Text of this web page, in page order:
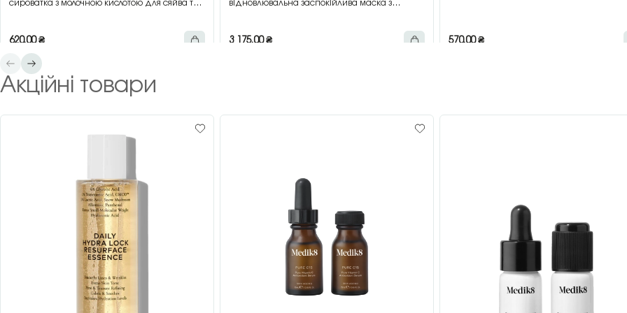
сироватка з молочною кислотою для сяйва та
620,00₴
відновлювальна заспокійлива маска з
3 175,00₴ 570,00₴
Акційні товари